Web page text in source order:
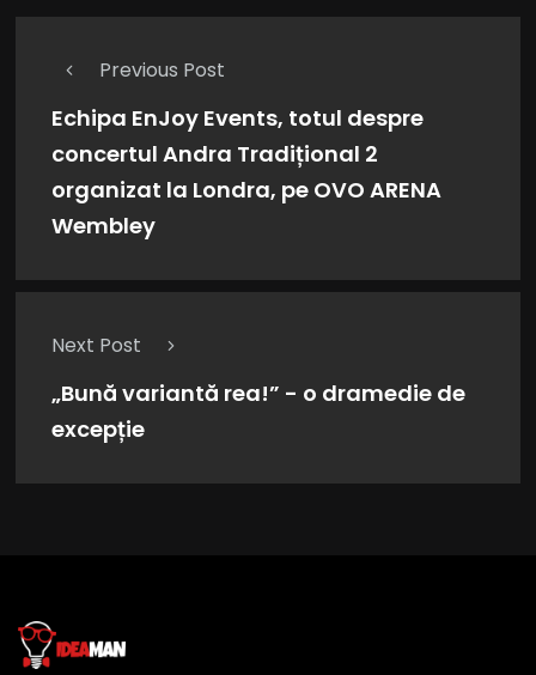
Previous Post
Echipa EnJoy Events, totul despre
concertul Andra Tradițional 2
organizat la Londra, pe OVO ARENA
Wembley
Next Post
„Bună variantă rea!” - o dramedie de
excepție